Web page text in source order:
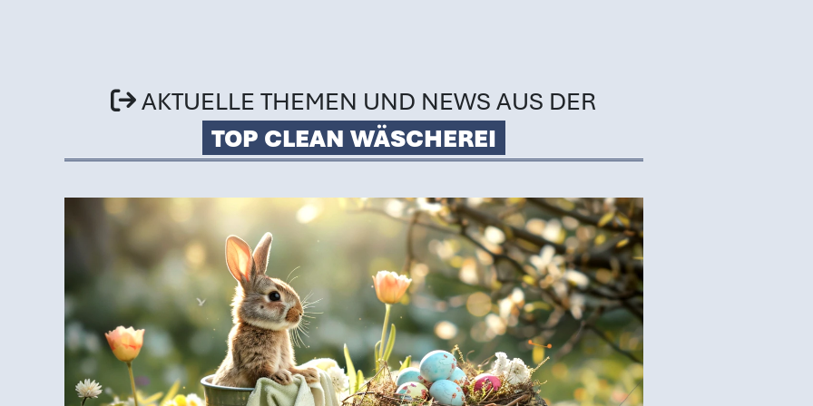
AKTUELLE THEMEN UND NEWS AUS DER
TOP CLEAN WÄSCHEREI